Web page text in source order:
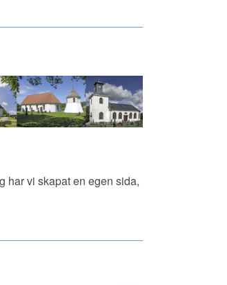
har vi skapat en egen sida,